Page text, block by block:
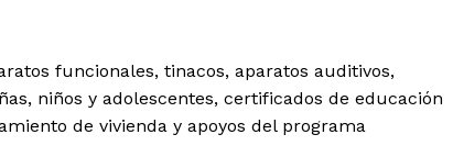
funcionales, tinacos, aparatos auditivos,
niños y adolescentes, certificados de educación
de vivienda y apoyos del programa